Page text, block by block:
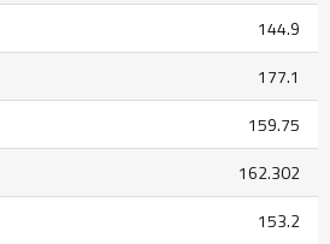
144.9
177.1
159.75
162.302
153.2